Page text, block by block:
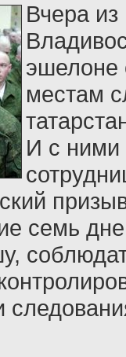
Вчера из
эшелоне
местам
И с ними
семь